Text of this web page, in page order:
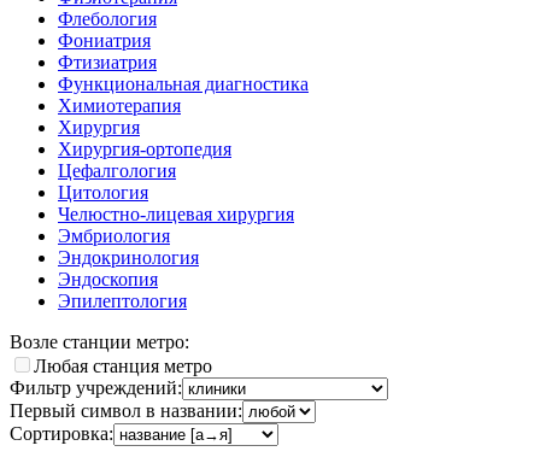
Флебология
Фониатрия
Фтизиатрия
Функциональная диагностика
Химиотерапия
Хирургия
Хирургия-ортопедия
Цефалгология
Цитология
Челюстно-лицевая хирургия
Эмбриология
Эндокринология
Эндоскопия
Эпилептология
Возле станции метро:
Любая станция метро
Фильтр учреждений:
Первый символ в названии:
Сортировка: